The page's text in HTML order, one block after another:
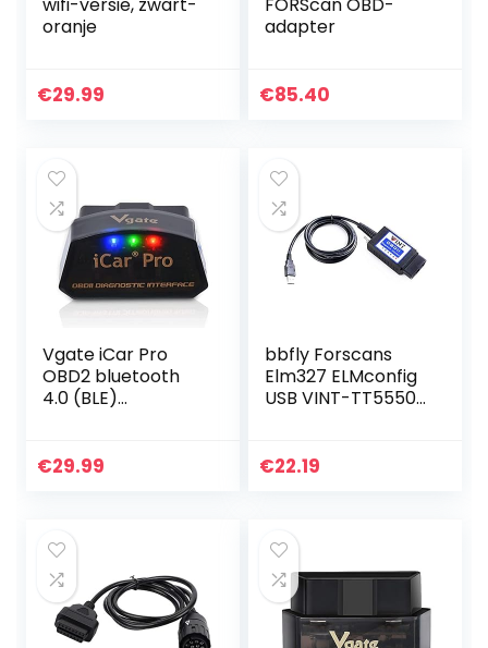
wifi-versie, zwart-
oranje
€29.99
FORScan OBD-
adapter
€85.40
Vgate iCar Pro
OBD2 bluetooth
4.0 (BLE)
foutcode-lezer,
€29.99
bbfly Forscans
Elm327 ELMconfig
USB VINT-TT55502
diagnose
€22.19